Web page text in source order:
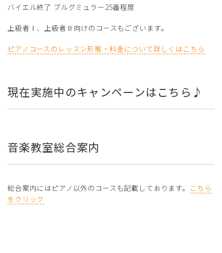
バイエル終了 ブルグミュラー25番程度
上級者Ⅰ、上級者Ⅱ向けのコースもございます。
ピアノコースのレッスン形態・料金について詳しくはこちら
現在実施中のキャンペーンはこちら♪
音楽教室総合案内
総合案内にはピアノ以外のコースも記載しております。 こちら
をクリック